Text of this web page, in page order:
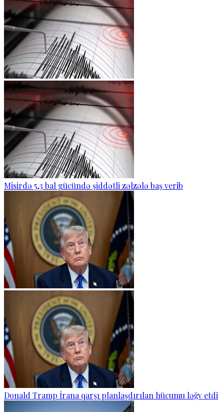
Misirdə 5,3 bal gücündə şiddətli zəlzələ baş verib
Donald Tramp İrana qarşı planlaşdırılan hücumu ləğv etdi